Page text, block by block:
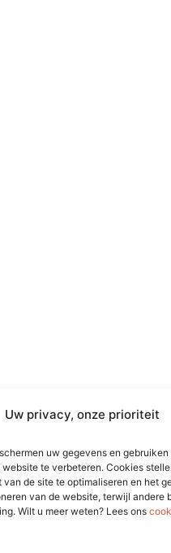
Uw privacy, onze prioriteit
uw gegevens en
te verbeteren. Cookies
de site te optimaliseren en het
van de website, terwijl andere
Wilt u meer weten? Lees ons